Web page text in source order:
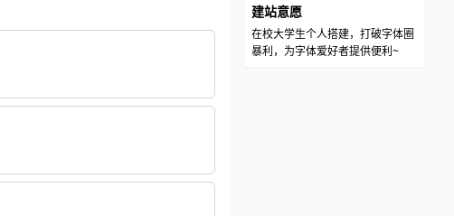
建站意愿
在校大学生个人搭建，打破字体圈
暴利，为字体爱好者提供便利~